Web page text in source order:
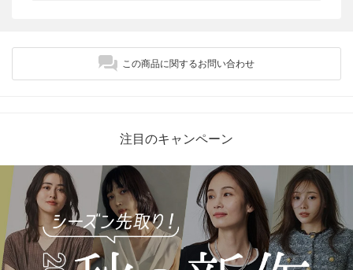
この商品に関するお問い合わせ
注目のキャンペーン